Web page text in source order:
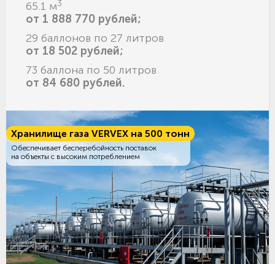
65.1 м3
от 1 888 770 рублей;
29 баллонов по 27 литров
от 18 502 рублей;
73 баллона по 50 литров
от 84 680 рублей.
Хранилище газа VERVEX на 500 тонн
Обеспечивает бесперебойность поставок
на объекты с высоким потреблением